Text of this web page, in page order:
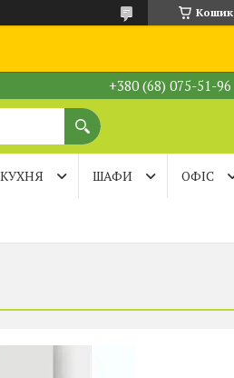
Кошик
+380 (68) 075-51-96
КУХНЯ ШАФИ ОФІС